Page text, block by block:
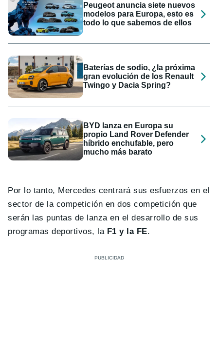
Peugeot anuncia siete nuevos
modelos para Europa, esto es
todo lo que sabemos de ellos
Baterías de sodio, ¿la próxima
gran evolución de los Renault
Twingo y Dacia Spring?
BYD lanza en Europa su
propio Land Rover Defender
híbrido enchufable, pero
mucho más barato
Por lo tanto, Mercedes centrará sus esfuerzos en el
sector de la competición en dos competición que
serán las puntas de lanza en el desarrollo de sus
programas deportivos, la F1 y la FE.